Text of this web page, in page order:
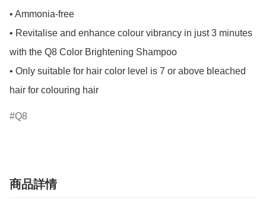
• Ammonia-free
• Revitalise and enhance colour vibrancy in just 3 minutes
with the Q8 Color Brightening Shampoo
• Only suitable for hair color level is 7 or above bleached
hair for colouring hair
Q8
商品詳情